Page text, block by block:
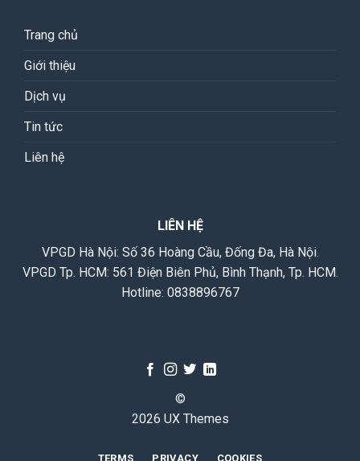
Trang chủ
Giới thiệu
Dịch vụ
Tin tức
Liên hệ
LIÊN HỆ
VPGD Hà Nội: Số 36 Hoàng Cầu, Đống Đa, Hà Nội.
VPGD Tp. HCM: 561 Điện Biên Phủ, Bình Thạnh, Tp. HCM.
Hotline: 0838896767
©
2026 UX Themes
TERMS PRIVACY COOKIES